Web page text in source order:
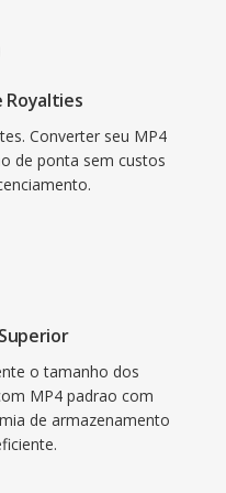
processadores
abordando
demandas
O AV1
pelos principais
O status livre de
abertos é
Royalties
Converter seu MP4
de ponta sem custos
o tamanho dos
MP4 padrao com
de armazenamento